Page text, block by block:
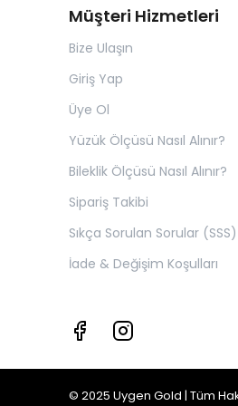
Müşteri Hizmetleri
Bize Ulaşın
Giriş Yap
Üye Ol
Yüzük Ölçüsü Nasıl Alınır?
Bileklik Ölçüsü Nasıl Alınır?
Sipariş Takibi
Sıkça Sorulan Sorular (SSS)
İade & Değişim Koşulları
© 2025 Uygen Gold | Tüm